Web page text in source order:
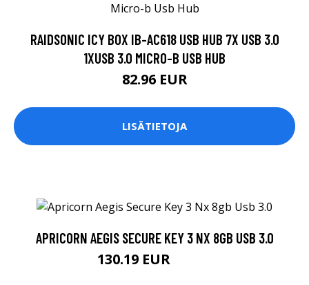
RAIDSONIC ICY BOX IB-AC618 USB HUB 7X USB 3.0
1XUSB 3.0 MICRO-B USB HUB
82.96 EUR
LISÄTIETOJA
APRICORN AEGIS SECURE KEY 3 NX 8GB USB 3.0
130.19 EUR